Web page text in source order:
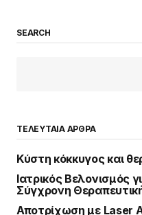
SEARCH
ΤΕΛΕΥΤΑΙΑ ΑΡΘΡΑ
Κύστη κόκκυγος και
Ιατρικός Βελονισμός
Σύγχρονη
Αποτρίχωση με Laser